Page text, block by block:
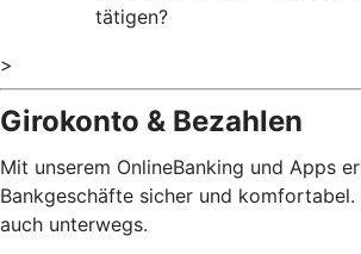
tätigen?
>
Girokonto & Bezahlen
Mit unserem OnlineBanking und Apps
Bankgeschäfte sicher und komfortabel.
auch unterwegs.